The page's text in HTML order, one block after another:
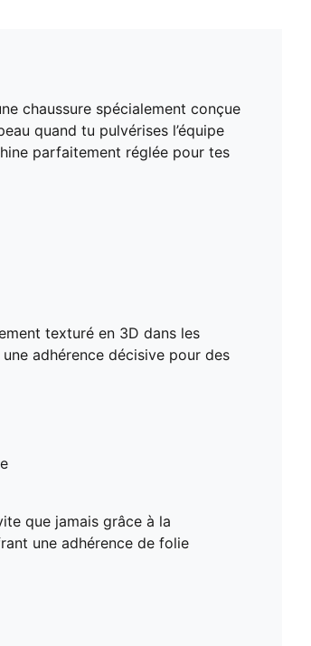
chaussure spécialement conçue
quand tu pulvérises l’équipe
parfaitement réglée pour tes
texturé en 3D dans les
adhérence décisive pour des
que jamais grâce à la
une adhérence de folie